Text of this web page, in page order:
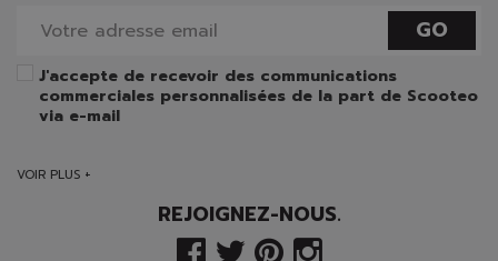
GO
J'accepte de recevoir des communications
commerciales personnalisées de la part de Scooteo
via e-mail
VOIR PLUS +
REJOIGNEZ-NOUS.